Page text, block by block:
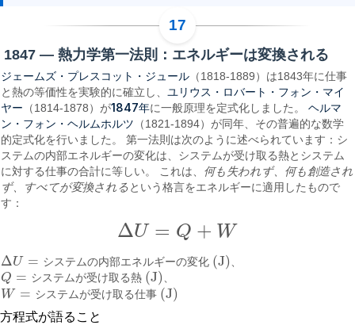
1847 — 熱力学第一法則：エネルギーは変換される
ジェームズ・プレスコット・ジュール （1818-1889）は1843年に仕事
と熱の等価性を実験的に確立し、ユリウス・ロバート・フォン・マイ
ヤー （1814-1878）が1847年に一般原理を定式化しました。ヘルマ
ン・フォン・ヘルムホルツ （1821-1894）が同年、その普遍的な数学
的定式化を行いました。 第一法則は次のように述べられています：シ
ステムの内部エネルギーの変化は、システムが受け取る熱とシステム
に対する仕事の合計に等しい。 これは、 何も失われず、何も創造され
ず、すべてが変換されるという格言をエネルギーに適用したもので
す：
ΔU = Q + W
ΔU Q+W
ΔU = システ ムの内部エネルギーの変化(J)
ΔU= システムの内部エネルギーの変化 (J)
Q = システ ムが受け取 る熱 (J)
Q= システムが受け取る熱 (J)
W = システ ムが受け取 る仕事 (J)
W= システムが受け取る仕事 (J)
方程式が語ること